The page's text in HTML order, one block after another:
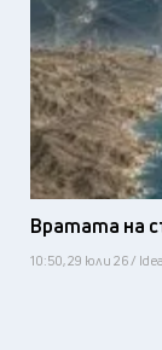
Вратата на
10:50, 29 юли 26 /